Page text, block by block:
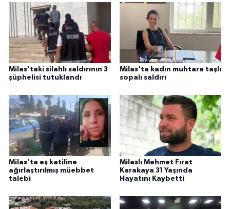
Milas'taki silahlı saldırının 3
şüphelisi tutuklandı
Milas'ta kadın muhtara taşlı
sopalı saldırı
Milas’ta eş katiline
ağırlaştırılmış müebbet
talebi
Milaslı Mehmet Fırat
Karakaya 31 Yaşında
Hayatını Kaybetti